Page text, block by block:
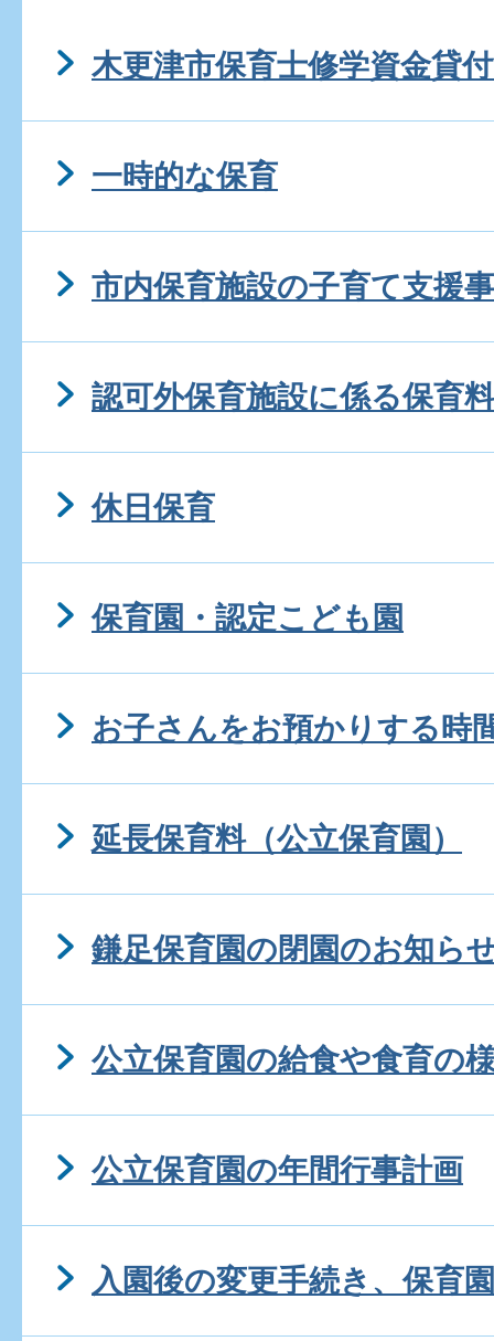
木更津市保育士修学資金貸
一時的な保育
市内保育施設の子育て支援
認可外保育施設に係る保育
休日保育
保育園・認定こども園
お子さんをお預かりする時
延長保育料（公立保育園）
鎌足保育園の閉園のお知ら
公立保育園の給食や食育の
公立保育園の年間行事計画
入園後の変更手続き、保育